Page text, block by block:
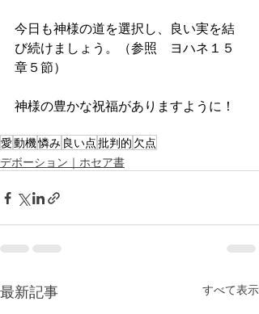
今日も神様の道を選択し、良い実を結
び続けましょう。（参照　ヨハネ１５
章５節）
神様の豊かな祝福がありますように！
愛動機憐み 良い点批判的 欠点
デボーション｜ホセア書
最新記事 すべて表示